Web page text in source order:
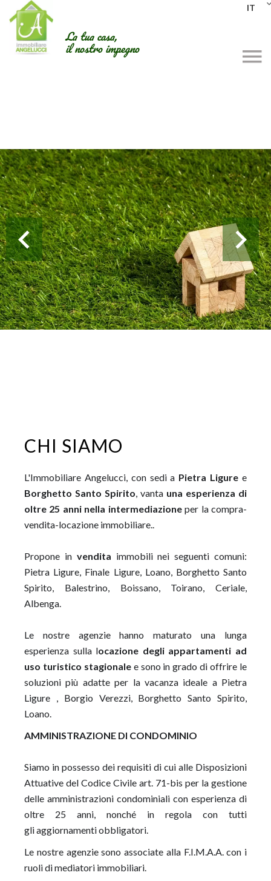
La tua casa,
il nostro impegno
IT
CHI SIAMO
L'Immobiliare Angelucci, con sedi a Pietra Ligure e
Borghetto Santo Spirito, vanta una esperienza di
oltre 25 anni nella intermediazioneper la compra-
vendita-locazione immobiliare..
Propone in vendita immobili nei seguenti comuni:
Pietra Ligure, Finale Ligure, Loano, Borghetto Santo
Spirito, Balestrino, Boissano, Toirano, Ceriale,
Albenga.
Le nostre agenzie hanno maturato una lunga
esperienza sulla locazione degli appartamenti ad
uso turistico stagionale e sono in grado di offrire le
soluzioni più adatte per la vacanza ideale a Pietra
Ligure , Borgio Verezzi, Borghetto Santo Spirito,
Loano.
AMMINISTRAZIONE DI CONDOMINIO
Siamo in possesso dei requisiti di cui alle Disposizioni
Attuative del Codice Civile art. 71-bis per la gestione
delle amministrazioni condominiali con esperienza di
oltre 25 anni, nonché in regola con tutti
gli aggiornamenti obbligatori.
Le nostre agenzie sono associate alla F.I.M.A.A. con i
ruoli di mediatori immobiliari.